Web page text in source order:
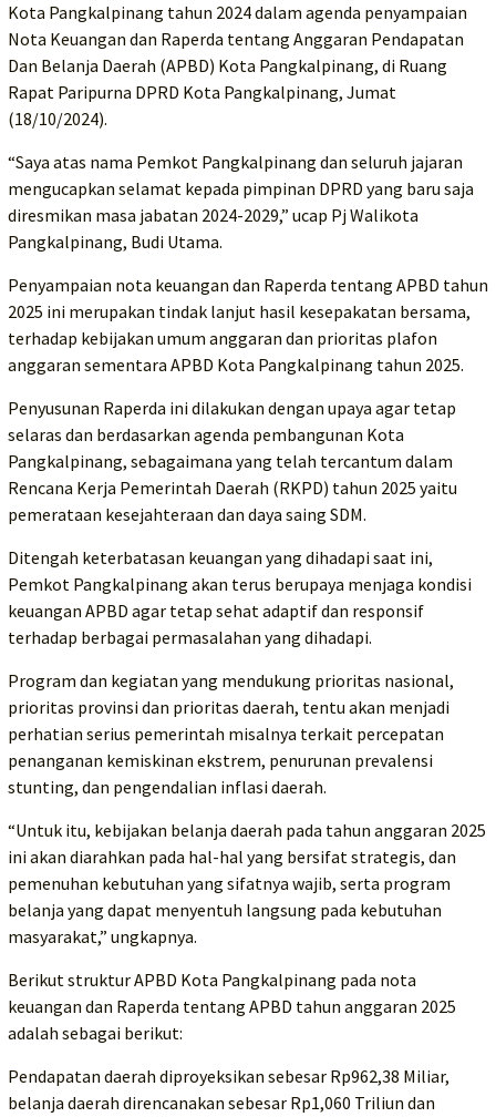
Kota Pangkalpinang tahun 2024 dalam agenda penyampaian
Nota Keuangan dan Raperda tentang Anggaran Pendapatan
Dan Belanja Daerah (APBD) Kota Pangkalpinang, di Ruang
Rapat Paripurna DPRD Kota Pangkalpinang, Jumat
(18/10/2024).
“Saya atas nama Pemkot Pangkalpinang dan seluruh jajaran
mengucapkan selamat kepada pimpinan DPRD yang baru saja
diresmikan masa jabatan 2024-2029,” ucap Pj Walikota
Pangkalpinang, Budi Utama.
Penyampaian nota keuangan dan Raperda tentang APBD tahun
2025 ini merupakan tindak lanjut hasil kesepakatan bersama,
terhadap kebijakan umum anggaran dan prioritas plafon
anggaran sementara APBD Kota Pangkalpinang tahun 2025.
Penyusunan Raperda ini dilakukan dengan upaya agar tetap
selaras dan berdasarkan agenda pembangunan Kota
Pangkalpinang, sebagaimana yang telah tercantum dalam
Rencana Kerja Pemerintah Daerah (RKPD) tahun 2025 yaitu
pemerataan kesejahteraan dan daya saing SDM.
Ditengah keterbatasan keuangan yang dihadapi saat ini,
Pemkot Pangkalpinang akan terus berupaya menjaga kondisi
keuangan APBD agar tetap sehat adaptif dan responsif
terhadap berbagai permasalahan yang dihadapi.
Program dan kegiatan yang mendukung prioritas nasional,
prioritas provinsi dan prioritas daerah, tentu akan menjadi
perhatian serius pemerintah misalnya terkait percepatan
penanganan kemiskinan ekstrem, penurunan prevalensi
stunting, dan pengendalian inflasi daerah.
“Untuk itu, kebijakan belanja daerah pada tahun anggaran 2025
ini akan diarahkan pada hal-hal yang bersifat strategis, dan
pemenuhan kebutuhan yang sifatnya wajib, serta program
belanja yang dapat menyentuh langsung pada kebutuhan
masyarakat,” ungkapnya.
Berikut struktur APBD Kota Pangkalpinang pada nota
keuangan dan Raperda tentang APBD tahun anggaran 2025
adalah sebagai berikut:
Pendapatan daerah diproyeksikan sebesar Rp962,38 Miliar,
belanja daerah direncanakan sebesar Rp1,060 Triliun dan